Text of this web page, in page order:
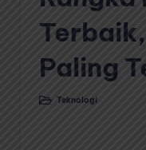
Paling
PostedTeknologi